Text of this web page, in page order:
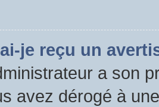
je reçu un
a son
avez dérogé à